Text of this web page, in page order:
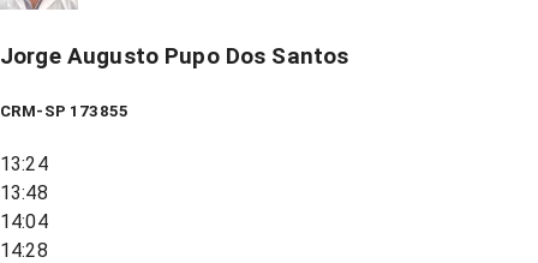
Jorge Augusto Pupo Dos Santos
CRM-SP 173855
13:24
13:48
14:04
14:28